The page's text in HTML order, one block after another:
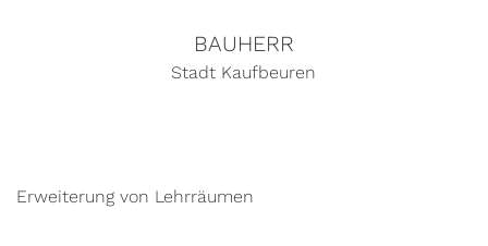
BAUHERR
Stadt Kaufbeuren
Erweiterung von Lehrräumen